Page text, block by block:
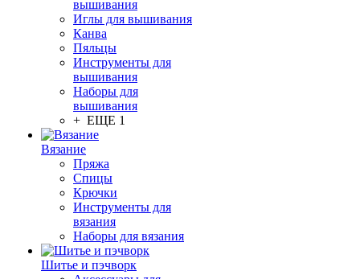
вышивания
Иглы для вышивания
Канва
Пяльцы
Инструменты для
вышивания
Наборы для
вышивания
+ ЕЩЕ 1
Вязание
Пряжа
Спицы
Крючки
Инструменты для
вязания
Наборы для вязания
Шитье и пэчворк